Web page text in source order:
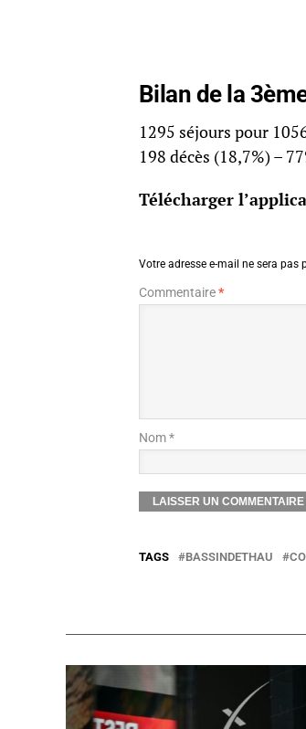
Bilan de la
1295 séjours pour
198 décès (18,7%) –
Télécharger
Votre adresse e-mail ne sera pas
Commentaire*
Nom *
TAGS BASSINDETHAU